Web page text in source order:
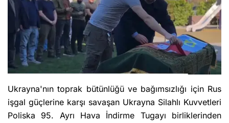
Ukrayna'nın toprak bütünlüğü ve bağımsızlığı için Rus
işgal güçlerine karşı savaşan Ukrayna Silahlı Kuvvetleri
Poliska 95. Ayrı Hava İndirme Tugayı birliklerinden